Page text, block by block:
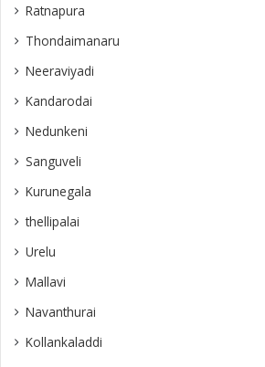
Ratnapura
Thondaimanaru
Neeraviyadi
Kandarodai
Nedunkeni
Sanguveli
Kurunegala
thellipalai
Urelu
Mallavi
Navanthurai
Kollankaladdi